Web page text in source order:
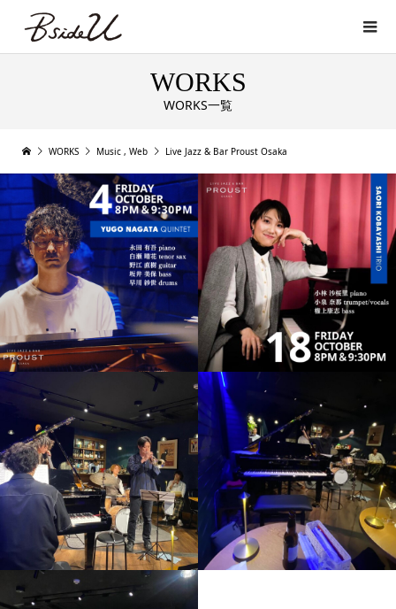
WORKS
WORKS一覧
WORKS Music , Web Live Jazz & Bar Proust Osaka
新しいInstagram画像のデザイン
若手ミュージシャンの熱